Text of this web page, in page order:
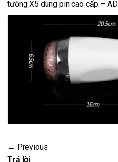
tường X5 dùng pin cao cấp –
← Previous
Trả lời